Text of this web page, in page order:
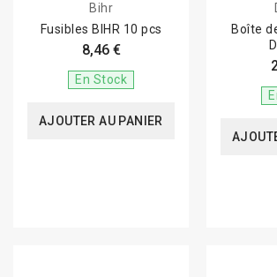
Bihr
Fusibles BIHR 10 pcs
8,46 €
En Stock
AJOUTER AU PANIER
Boîte